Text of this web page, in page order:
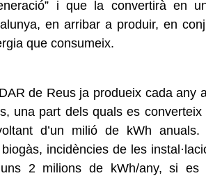
i que la convertirà en
en arribar a produir, en
que consumeix.
de Reus ja produeix cada any
una part dels quals es
d’un milió de kWh
incidències de les
2 milions de kWh/any, si es